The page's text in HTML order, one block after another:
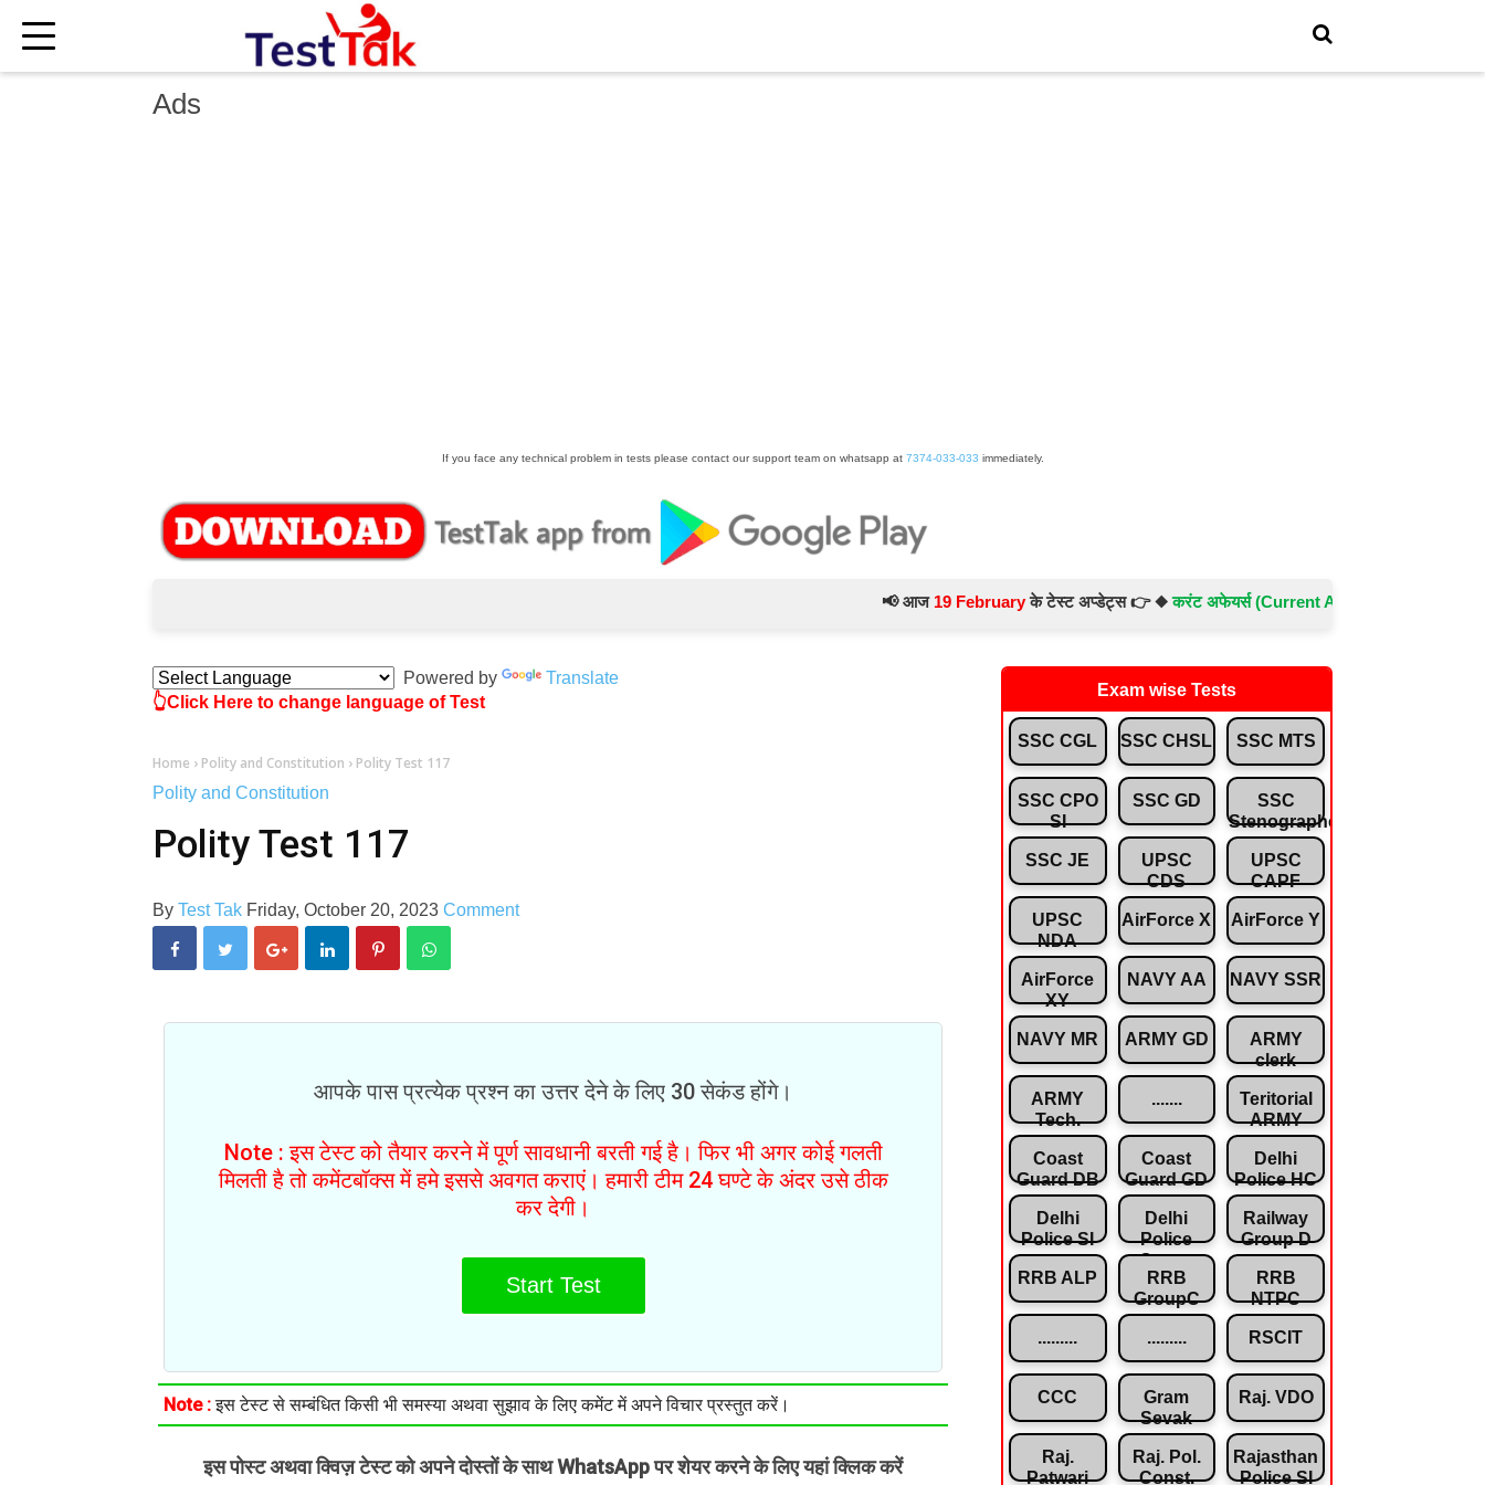
Ads
If you face any technical problem in tests please contact our support team on whatsapp at 7374-033-033 immediately.
19 Februaryके टेस्ट अप्डेट्स 👉 ◆करंट अफेयर्स (Current Affairs) -
Powered by
Translate
👆Click Here to change language of Test
Home › Polity and Constitution › Polity Test 117
Polity and Constitution
Polity Test 117
By Test Tak Friday, October 20, 2023 Comment
आपके पास प्रत्येक प्रश्न का उत्तर देने के लिए 30 सेकंड होंगे।
Note : इस टेस्ट को तैयार करने में पूर्ण सावधानी बरती गई है। फिर भी अगर कोई गलती
मिलती है तो कमेंटबॉक्स में हमे इससे अवगत कराएं। हमारी टीम 24 घण्टे के अंदर उसे ठीक
कर देगी।
Start Test
Note :इस टेस्ट से सम्बंधित किसी भी समस्या अथवा सुझाव के लिए कमेंट में अपने विचार प्रस्तुत करें।
इस पोस्ट अथवा क्विज़ टेस्ट को अपने दोस्तों के साथ WhatsApp पर शेयर करने के लिए यहां क्लिक करें
Exam wise Tests
SSC CGL SSC CHSL SSC MTS
SSC CPO
SI
SSC GD
SSC
Stenographer
SSC JE
UPSC
CDS
UPSC
CAPF
UPSC
NDA
AirForce X AirForce Y
AirForce
XY
NAVY AA NAVY SSR
NAVY MR ARMY GD
ARMY
clerk
ARMY
Tech.
.......
Teritorial
ARMY
Coast
Guard DB
Coast
Guard GD
Delhi
Police HC
Delhi
Police SI
Delhi
Police
Const.
Railway
Group D
RRB ALP
RRB
GroupC
RRB
NTPC
......... ......... RSCIT
CCC
Gram
Sevak
Raj. VDO
Raj.
Patwari
Raj. Pol.
Const.
Rajasthan
Police SI